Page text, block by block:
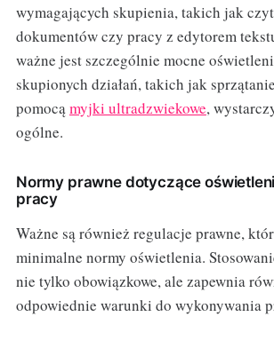
wymagających skupienia, takich jak
dokumentów czy pracy z edytorem
ważne jest szczególnie mocne
skupionych działań, takich jak
pomocąmyjki ultradzwiekowe,
ogólne.
Normy prawne dotyczące
pracy
Ważne są również regulacje prawne,
minimalne normy oświetlenia.
nie tylko obowiązkowe, ale zapewnia
odpowiednie warunki do wykonywania